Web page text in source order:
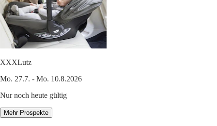
XXXLutz
Mo. 27.7. - Mo. 10.8.2026
Nur noch heute gültig
Mehr Prospekte